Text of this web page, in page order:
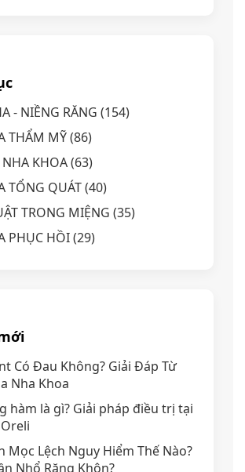
- NIỀNG RĂNG (154)
THẨM MỸ(86)
NHA KHOA(63)
TỔNG QUÁT(40)
TRONG MIỆNG (35)
PHỤC HỒI(29)
Có Đau Không? Giải Đáp Từ
Nha Khoa
hàm là gì? Giải pháp điều trị tại
Mọc Lệch Nguy Hiểm Thế Nào?
Nhổ Răng Khôn?